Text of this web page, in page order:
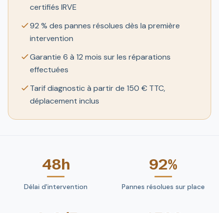
certifiés IRVE
92 % des pannes résolues dès la première
intervention
Garantie 6 à 12 mois sur les réparations
effectuées
Tarif diagnostic à partir de 150 € TTC,
déplacement inclus
48h
Délai d'intervention
92%
Pannes résolues sur place